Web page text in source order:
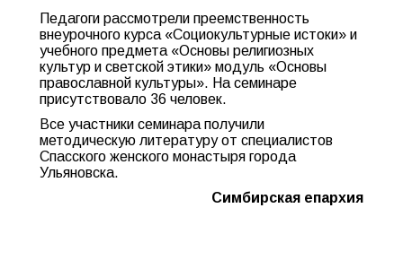
Педагоги рассмотрели преемственность
внеурочного курса «Социокультурные истоки» и
учебного предмета «Основы религиозных
культур и светской этики» модуль «Основы
православной культуры». На семинаре
присутствовало 36 человек.
Все участники семинара получили
методическую литературу от специалистов
Спасского женского монастыря города
Ульяновска.
Симбирская епархия